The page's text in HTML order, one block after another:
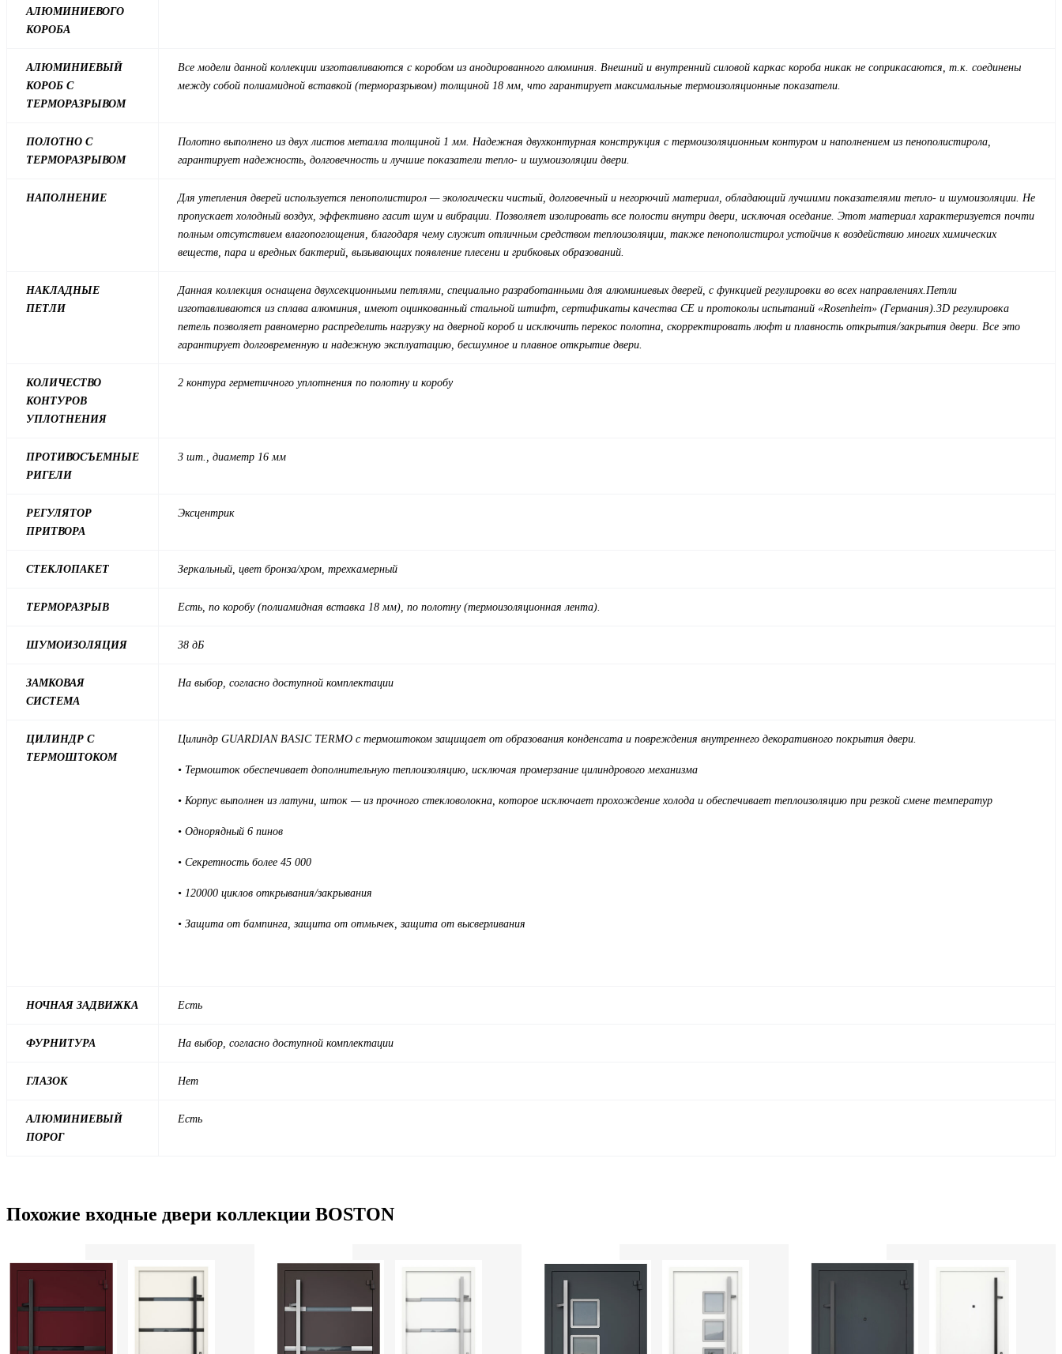
АЛЮМИНИЕВОГО
КОРОБА
АЛЮМИНИЕВЫЙ
КОРОБ С
ТЕРМОРАЗРЫВОМ
Все модели данной коллекции изготавливаются с коробом из анодированного алюминия. Внешний и внутренний силовой каркас короба никак не соприкасаются, т.к. соединены
между собой полиамидной вставкой (терморазрывом) толщиной 18 мм, что гарантирует максимальные термоизоляционные показатели.
ПОЛОТНО С
ТЕРМОРАЗРЫВОМ
Полотно выполнено из двух листов металла толщиной 1 мм. Надежная двухконтурная конструкция с термоизоляционным контуром и наполнением из пенополистирола,
гарантирует надежность, долговечность и лучшие показатели тепло- и шумоизоляции двери.
НАПОЛНЕНИЕ
Для утепления дверей используется пенополистирол — экологически чистый, долговечный и негорючий материал, обладающий лучшими показателями тепло- и шумоизоляции. Не
пропускает холодный воздух, эффективно гасит шум и вибрации. Позволяет изолировать все полости внутри двери, исключая оседание. Этот материал характеризуется почти
полным отсутствием влагопоглощения, благодаря чему служит отличным средством теплоизоляции, также пенополистирол устойчив к воздействию многих химических
веществ, пара и вредных бактерий, вызывающих появление плесени и грибковых образований.
НАКЛАДНЫЕ
ПЕТЛИ
Данная коллекция оснащена двухсекционными петлями, специально разработанными для алюминиевых дверей, с функцией регулировки во всех направлениях.Петли
изготавливаются из сплава алюминия, имеют оцинкованный стальной штифт, сертификаты качества СЕ и протоколы испытаний «Rosenheim» (Германия).3D регулировка
петель позволяет равномерно распределить нагрузку на дверной короб и исключить перекос полотна, скорректировать люфт и плавность открытия/закрытия двери. Все это
гарантирует долговременную и надежную эксплуатацию, бесшумное и плавное открытие двери.
КОЛИЧЕСТВО
КОНТУРОВ
УПЛОТНЕНИЯ
2 контура герметичного уплотнения по полотну и коробу
ПРОТИВОСЪЕМНЫЕ
РИГЕЛИ
3 шт., диаметр 16 мм
РЕГУЛЯТОР
ПРИТВОРА
Эксцентрик
СТЕКЛОПАКЕТ Зеркальный, цвет бронза/хром, трехкамерный
ТЕРМОРАЗРЫВ Есть, по коробу (полиамидная вставка 18 мм), по полотну (термоизоляционная лента).
ШУМОИЗОЛЯЦИЯ 38 дБ
ЗАМКОВАЯ
СИСТЕМА
На выбор, согласно доступной комплектации
ЦИЛИНДР С
ТЕРМОШТОКОМ
Цилиндр GUARDIAN BASIC TERMO с термоштоком защищает от образования конденсата и повреждения внутреннего декоративного покрытия двери.
• Термошток обеспечивает дополнительную теплоизоляцию, исключая промерзание цилиндрового механизма
• Корпус выполнен из латуни, шток — из прочного стекловолокна, которое исключает прохождение холода и обеспечивает теплоизоляцию при резкой смене температур
• Однорядный 6 пинов
• Секретность более 45 000
• 120000 циклов открывания/закрывания
• Защита от бампинга, защита от отмычек, защита от высверливания
НОЧНАЯ ЗАДВИЖКА Есть
ФУРНИТУРА На выбор, согласно доступной комплектации
ГЛАЗОК Нет
АЛЮМИНИЕВЫЙ
ПОРОГ
Есть
Похожие входные двери коллекции BOSTON